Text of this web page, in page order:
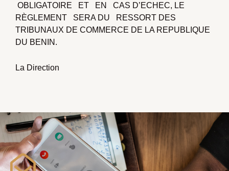
OBLIGATOIRE ET EN CAS D’ECHEC, LE
RÈGLEMENT SERA DU RESSORT DES
TRIBUNAUX DE COMMERCE DE LA REPUBLIQUE
DU BENIN.
La Direction